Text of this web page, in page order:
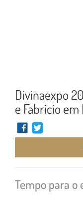
Divinaexpo
e Fabrício
Tempo para o